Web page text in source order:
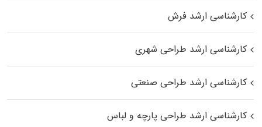
کارشناسی ارشد فرش
کارشناسی ارشد طراحی شهری
کارشناسی ارشد طراحی صنعتی
کارشناسی ارشد طراحی پارچه و لباس